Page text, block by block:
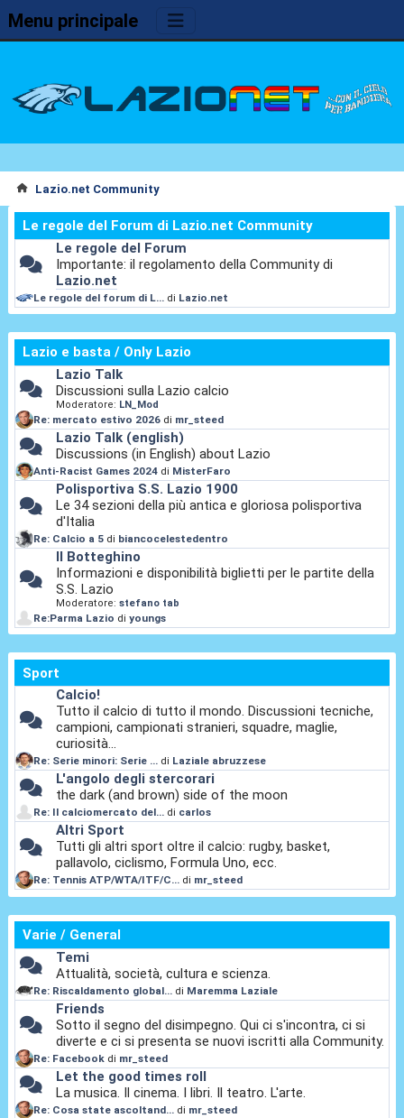
Menu principale
Lazio.net Community
Le regole del Forum di Lazio.net Community
Le regole del Forum
Importante: il regolamento della Community di
Lazio.net
Le regole del forum di L... di Lazio.net
Lazio e basta / Only Lazio
Lazio Talk
Discussioni sulla Lazio calcio
Moderatore: LN_Mod
Re: mercato estivo 2026 di mr_steed
Lazio Talk (english)
Discussions (in English) about Lazio
Anti-Racist Games 2024 di MisterFaro
Polisportiva S.S. Lazio 1900
Le 34 sezioni della più antica e gloriosa polisportiva
d'Italia
Re: Calcio a 5 di biancocelestedentro
Il Botteghino
Informazioni e disponibilità biglietti per le partite della
S.S. Lazio
Moderatore:stefano tab
Re:Parma Lazio diyoungs
Sport
Calcio!
Tutto il calcio di tutto il mondo. Discussioni tecniche,
campioni, campionati stranieri, squadre, maglie,
curiosità...
Re: Serie minori: Serie ... di Laziale abruzzese
L'angolo degli stercorari
the dark (and brown) side of the moon
Re: Il calciomercato del... di carlos
Altri Sport
Tutti gli altri sport oltre il calcio: rugby, basket,
pallavolo, ciclismo, Formula Uno, ecc.
Re: Tennis ATP/WTA/ITF/C... di mr_steed
Varie / General
Temi
Attualità, società, cultura e scienza.
Re: Riscaldamento global... di Maremma Laziale
Friends
Sotto il segno del disimpegno. Qui ci s'incontra, ci si
diverte e ci si presenta se nuovi iscritti alla Community.
Re: Facebook di mr_steed
Let the good times roll
La musica. Il cinema. I libri. Il teatro. L'arte.
Re: Cosa state ascoltand... di mr_steed